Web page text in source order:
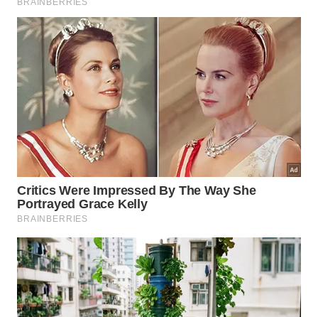
As tábuas de metal, geralmente feitas deaço
inoxidávelou titânio, têm uma vantagem clara: não
absorvem líquidos nem odores. Elas são resistentes,
fáceis de lavar e não criam ranhuras profundas
como o plástico. Para quem olha apenas a higiene
imediata, o metal parece uma solução quase
perfeita.